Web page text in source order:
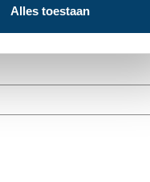
Alles toestaan